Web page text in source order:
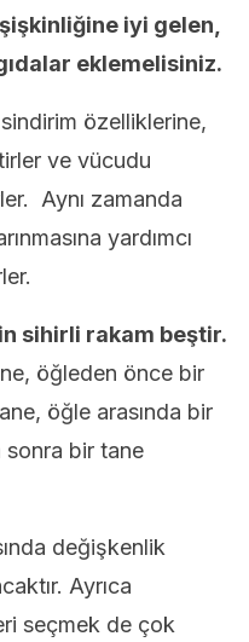
iyi gelen,
eklemelisiniz.
özelliklerine,
ve vücudu
Aynı zamanda
yardımcı
sihirli rakam beştir.
öğleden önce bir
öğle arasında bir
bir tane
değişkenlik
Ayrıca
seçmek de çok